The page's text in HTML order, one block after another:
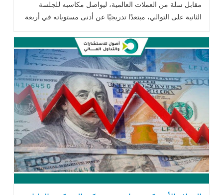
مقابل سلة من العملات العالمية، ليواصل مكاسبه للجلسة
الثانية على التوالي، مبتعدًا تدريجيًا عن أدنى مستوياته في أربعة